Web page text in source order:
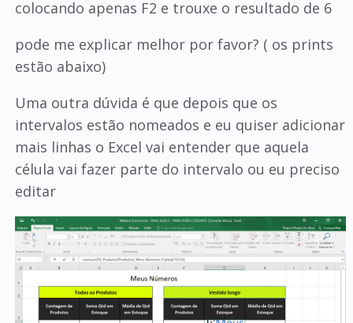
colocando apenas F2 e trouxe o resultado de 6
pode me explicar melhor por favor? ( os prints
estão abaixo)
Uma outra dúvida é que depois que os
intervalos estão nomeados e eu quiser adicionar
mais linhas o Excel vai entender que aquela
célula vai fazer parte do intervalo ou eu preciso
editar